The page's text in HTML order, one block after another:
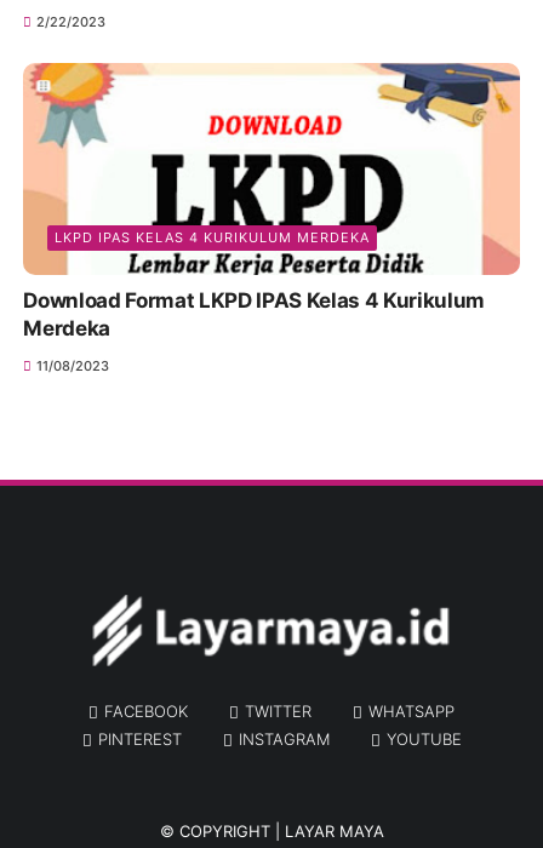
2/22/2023
LKPD IPAS KELAS 4 KURIKULUM MERDEKA
Download Format LKPD IPAS Kelas 4 Kurikulum
Merdeka
11/08/2023
FACEBOOK TWITTER
WHATSAPP
PINTEREST
INSTAGRAM YOUTUBE
© COPYRIGHT | LAYAR MAYA